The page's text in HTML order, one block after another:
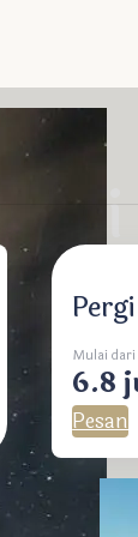
Mulai dari
6.8
Pesan